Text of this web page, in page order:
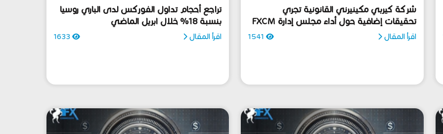
شركة كيربي مكينيرني القانونية تجري
تحقيقات إضافية حول أداء مجلس إدارة FXCM
اقرأ المقال 1541
تراجع أحجام تداول الفوركس لدى الباري روسيا
بنسبة 18% خلال ابريل الماضي
اقرأ المقال 1633